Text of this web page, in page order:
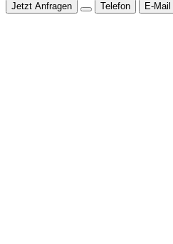
Jetzt Anfragen Telefon E-Mail